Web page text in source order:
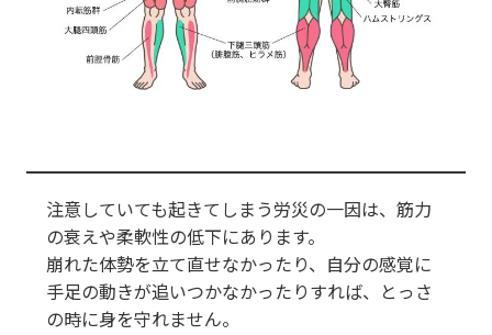
注意していても起きてしまう労災の一因は、筋力
の衰えや柔軟性の低下にあります。
崩れた体勢を立て直せなかったり、自分の感覚に
手足の動きが追いつかなかったりすれば、とっさ
の時に身を守れません。